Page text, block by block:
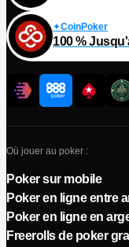
CoinPoker
100 %
Où jouer au poker :
Poker sur mobile
Poker en ligne entre
Poker en ligne en
Freerolls de poker